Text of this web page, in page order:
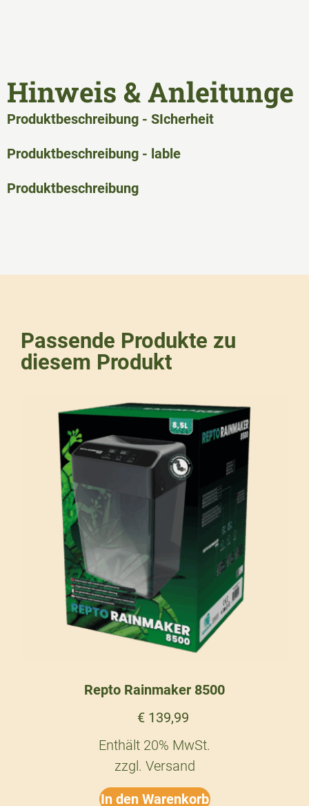
Hinweis & Anleitunge
Produktbeschreibung - SIcherheit
Produktbeschreibung - lable
Produktbeschreibung
Passende Produkte zu
diesem Produkt
Repto Rainmaker 8500
€ 139,99
Enthält 20% MwSt.
zzgl. Versand
In den Warenkorb